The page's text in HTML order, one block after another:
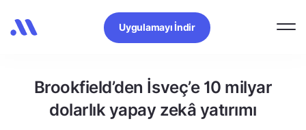
Uygulamayı İndir
Brookfield’den İsveç’e 10 milyar
dolarlık yapay zekâ yatırımı